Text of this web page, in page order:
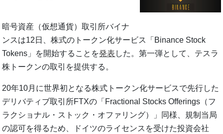
暗号資産（仮想通貨）取引所バイナ
ンスは12日、株式のトークン化サービス「Binance Stock
Tokens」を開始することを発表 した。第一弾として、テスラ
株トークンの取引を提供する。
20年10月に世界初となる株式トークン化サービスで先行した
デリバティブ取引所FTXの「Fractional Stocks Offerings（フ
ラクショナル・ストック・オファリング）」同様、規制当局
の認可を得るため、ドイツのライセンスを受けた投資会社